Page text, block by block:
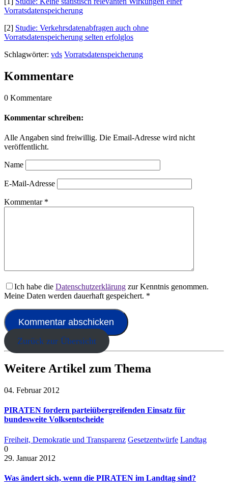
Vorratsdatenspeicherung
[2] Studie: Verkehrsdatenabfragen auch ohne
Vorratsdatenspeicherung selten erfolglos
Schlagwörter: vds Vorratsdatenspeicherung
Kommentare
0 Kommentare
Kommentar schreiben:
Alle Angaben sind freiwillig. Die Email-Adresse wird nicht
veröffentlicht.
Name
E-Mail-Adresse
Kommentar *
Ich habe die Datenschutzerklärung zur Kenntnis genommen.
Meine Daten werden dauerhaft gespeichert. *
Zurück zur Übersicht
Weitere Artikel zum Thema
04. Februar 2012
PIRATEN fordern parteiübergreifenden Einsatz für
bundesweite Volksentscheide
Freiheit, Demokratie und Transparenz Gesetzentwürfe Landtag
0
29. Januar 2012
Was ändert sich, wenn die PIRATEN im Landtag sind?